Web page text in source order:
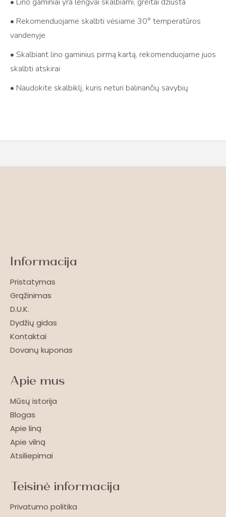
• Rekomenduojame skalbti vėsiame 30° temperatūros
vandenyje
• Skalbiant lino gaminius pirmą kartą, rekomenduojame juos
skalbti atskirai
• Naudokite skalbiklį, kuris neturi balinančių savybių
Informacija
Pristatymas
Grąžinimas
D.U.K.
Dydžių gidas
Kontaktai
Dovanų kuponas
Apie mus
Mūsų istorija
Blogas
Apie liną
Apie vilną
Atsiliepimai
Teisinė informacija
Privatumo politika